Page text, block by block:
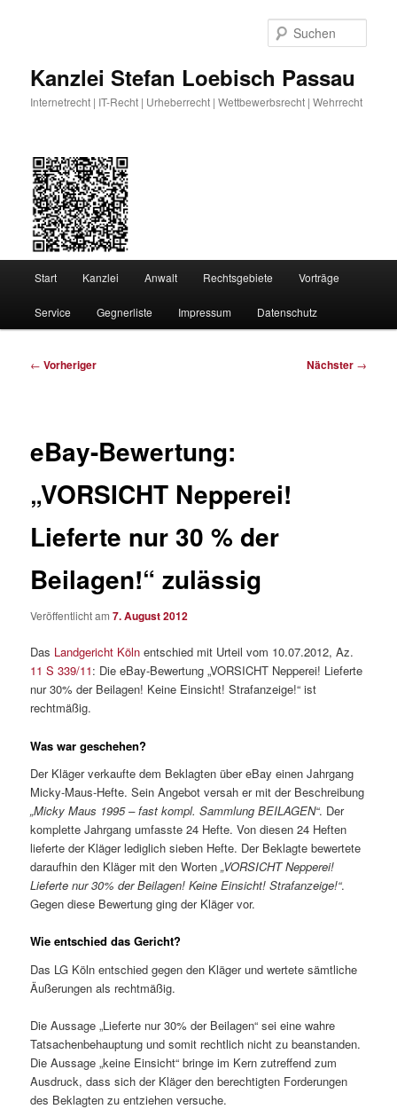
Kanzlei Stefan Loebisch Passau
Internetrecht | IT-Recht | Urheberrecht | Wettbewerbsrecht | Wehrrecht
Start Kanzlei Anwalt Rechtsgebiete Vorträge
Service Gegnerliste Impressum Datenschutz
Beitragsnavigation
← Vorheriger Nächster →
eBay-Bewertung:
„VORSICHT Nepperei!
Lieferte nur 30 % der
Beilagen!“ zulässig
Veröffentlicht am7. August 2012
Das Landgericht Köln entschied mit Urteil vom 10.07.2012, Az.
11 S 339/11: Die eBay-Bewertung „VORSICHT Nepperei! Lieferte
nur 30% der Beilagen! Keine Einsicht! Strafanzeige!“ ist
rechtmäßig.
Was war geschehen?
Der Kläger verkaufte dem Beklagten über eBay einen Jahrgang
Micky-Maus-Hefte. Sein Angebot versah er mit der Beschreibung
„Micky Maus 1995 – fast kompl. Sammlung BEILAGEN“. Der
komplette Jahrgang umfasste 24 Hefte. Von diesen 24 Heften
lieferte der Kläger lediglich sieben Hefte. Der Beklagte bewertete
daraufhin den Kläger mit den Worten„VORSICHT Nepperei!
Lieferte nur 30% der Beilagen! Keine Einsicht! Strafanzeige!“.
Gegen diese Bewertung ging der Kläger vor.
Wie entschied das Gericht?
Das LG Köln entschied gegen den Kläger und wertete sämtliche
Äußerungen als rechtmäßig.
Die Aussage „Lieferte nur 30% der Beilagen“ sei eine wahre
Tatsachenbehauptung und somit rechtlich nicht zu beanstanden.
Die Aussage „keine Einsicht“ bringe im Kern zutreffend zum
Ausdruck, dass sich der Kläger den berechtigten Forderungen
des Beklagten zu entziehen versuche.